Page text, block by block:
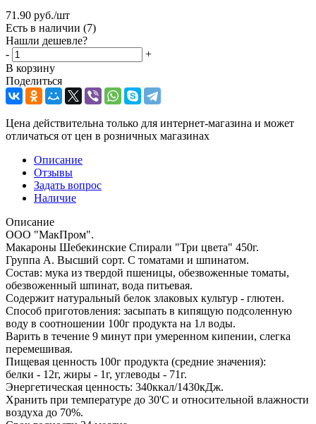
71.90 руб./шт
Есть в наличии (7)
Нашли дешевле?
-
+
В корзину
Поделиться
Цена действительна только для интернет-магазина и может
отличаться от цен в розничных магазинах
Описание
Отзывы
Задать вопрос
Наличие
Описание
ООО "МакПром".
Макароны Шебекинские Спирали "Три цвета" 450г.
Группа А. Высший сорт. С томатами и шпинатом.
Состав: мука из твердой пшеницы, обезвоженные томаты,
обезвоженный шпинат, вода питьевая.
Содержит натуральный белок злаковых культур - глютен.
Способ приготовления: засыпать в кипящую подсоленную
воду в соотношении 100г продукта на 1л воды.
Варить в течение 9 минут при умеренном кипении, слегка
перемешивая.
Пищевая ценность 100г продукта (средние значения):
белки - 12г, жиры - 1г, углеводы - 71г.
Энергетическая ценность: 340ккал/1430кДж.
Хранить при температуре до 30'C и относительной влажности
воздуха до 70%.